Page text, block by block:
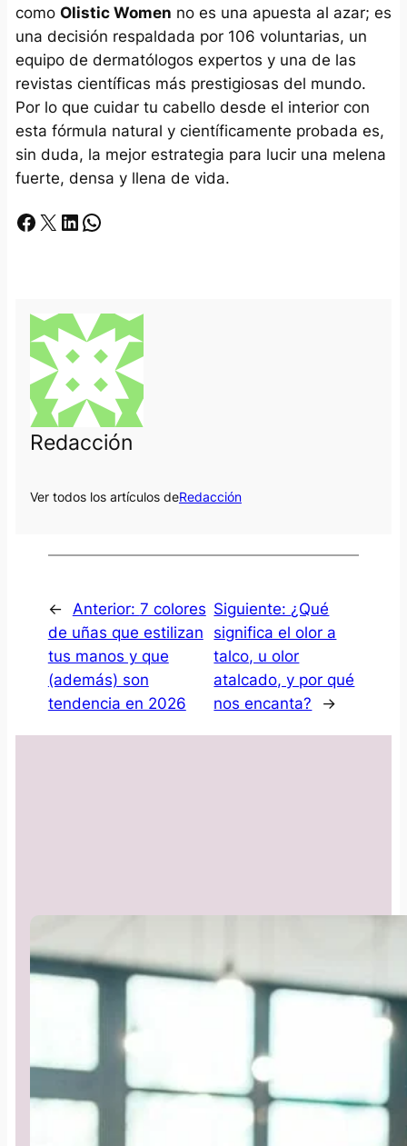
como Olistic Women no es una apuesta al azar; es
una decisión respaldada por 106 voluntarias, un
equipo de dermatólogos expertos y una de las
revistas científicas más prestigiosas del mundo.
Por lo que cuidar tu cabello desde el interior con
esta fórmula natural y científicamente probada es,
sin duda, la mejor estrategia para lucir una melena
fuerte, densa y llena de vida.
Facebook X LinkedIn Whatsapp
Redacción
Ver todos los artículos deRedacción
← Anterior: 7 colores
de uñas que estilizan
tus manos y que
(además) son
tendencia en 2026
Siguiente: ¿Qué
significa el olor a
talco, u olor
atalcado, y por qué
nos encanta?
→